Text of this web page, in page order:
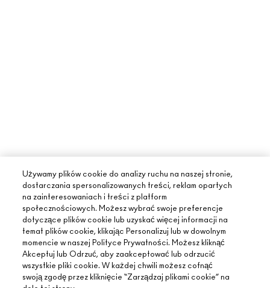
Używamy plików cookie do analizy ruchu na naszej stronie,
dostarczania spersonalizowanych treści, reklam opartych
na zainteresowaniach i treści z platform
społecznościowych. Możesz wybrać swoje preferencje
dotyczące plików cookie lub uzyskać więcej informacji na
temat plików cookie, klikając Personalizuj lub w dowolnym
momencie w naszej Polityce Prywatności. Możesz kliknąć
Akceptuj lub Odrzuć, aby zaakceptować lub odrzucić
wszystkie pliki cookie. W każdej chwili możesz cofnąć
swoją zgodę przez kliknięcie “Zarządzaj plikami cookie” na